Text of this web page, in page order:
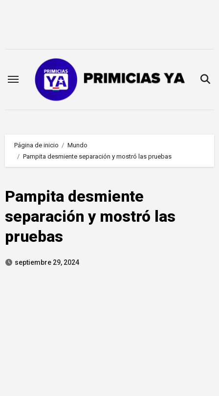
Página de inicio
Mundo
Pampita desmiente separación y mostró las pruebas
Pampita desmiente
separación y mostró las
pruebas
septiembre 29, 2024